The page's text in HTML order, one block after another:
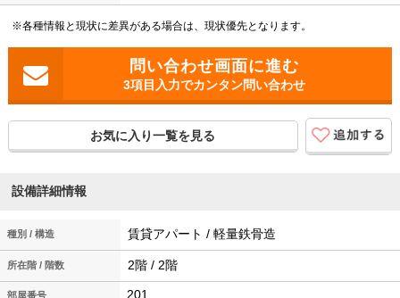
※各種情報と現状に差異がある場合は、現状優先となります。
3項目入力でカンタン問い合わせ
お気に入り一覧を見る
設備詳細情報
種別 / 構造 賃貸アパート / 軽量鉄骨造
所在階 / 階数 2階 / 2階
201